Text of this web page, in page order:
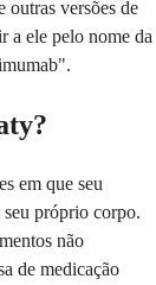
outras versões de
a ele pelo nome da
em que seu
seu próprio corpo.
não
de medicação